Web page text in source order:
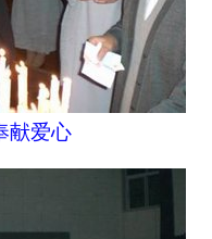
献爱心